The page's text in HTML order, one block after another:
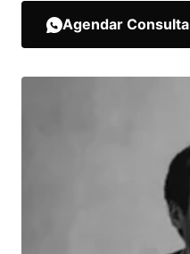
Agendar Consulta